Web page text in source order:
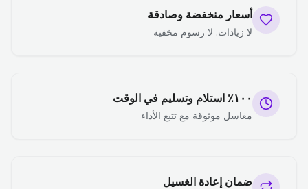
أسعار منخفضة وصادقة
لا زيادات. لا رسوم مخفية
١٠٠٪ استلام وتسليم في الوقت
مغاسل موثوقة مع تتبع الأداء
ضمان إعادة الغسيل